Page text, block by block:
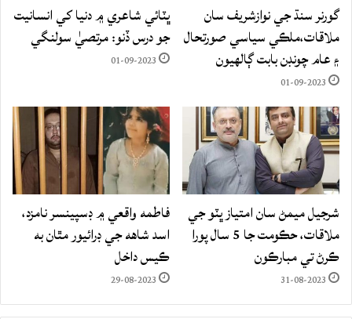
گورنر سنڌ جي نوازشريف سان
ملاقات،ملڪي سياسي صورتحال
۽ عام چونڊن بابت ڳالهيون
01-09-2023
ڀٽائي شاعري ۾ دنيا کي انسانيت
جو درس ڏنو: مرتصيٰ سولنگي
01-09-2023
شرجيل ميمڻ سان امتياز ڀٽو جي
ملاقات، حڪومت جا 5 سال پورا
ڪرڻ تي مبارڪون
31-08-2023
فاطمه واقعي ۾ ڊسپينسر نامزد،
اسد شاهه جي ڊرائيور مٿان به
ڪيس داخل
29-08-2023